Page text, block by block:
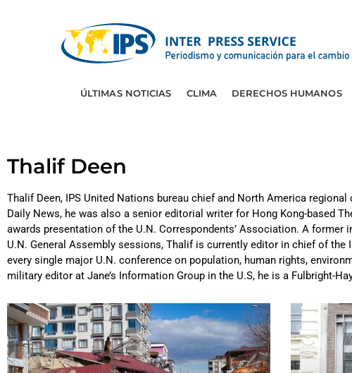
ÚLTIMAS NOTICIAS CLIMA DERECHOS HUMANOS
Thalif Deen
Thalif Deen, IPS United Nations bureau chief and North America
Daily News, he was also a senior editorial writer for Hong Kong-based
awards presentation of the U.N. Correspondents’ Association. A
U.N. General Assembly sessions, Thalif is currently editor in chief of the
every single major U.N. conference on population, human rights,
military editor at Jane’s Information Group in the U.S, he is a Fulbright-